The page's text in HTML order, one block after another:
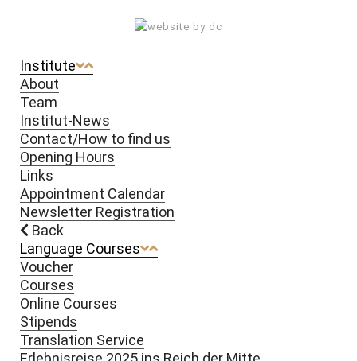
Institute
About
Team
Institut-News
Contact/How to find us
Opening Hours
Links
Appointment Calendar
Newsletter Registration
Back
Language Courses
Voucher
Courses
Online Courses
Stipends
Translation Service